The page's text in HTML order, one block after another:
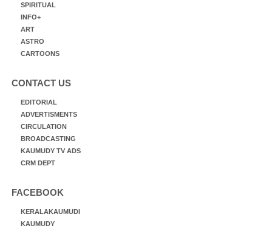
SPIRITUAL
INFO+
ART
ASTRO
CARTOONS
CONTACT US
EDITORIAL
ADVERTISMENTS
CIRCULATION
BROADCASTING
KAUMUDY TV ADS
CRM DEPT
FACEBOOK
KERALAKAUMUDI
KAUMUDY